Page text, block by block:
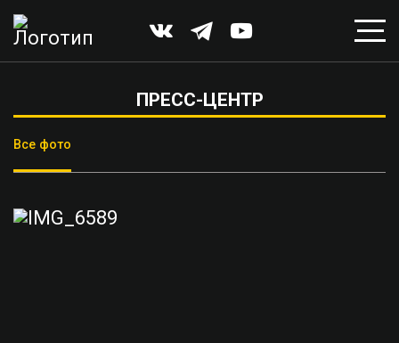
ПРЕСС-ЦЕНТР
Все фото